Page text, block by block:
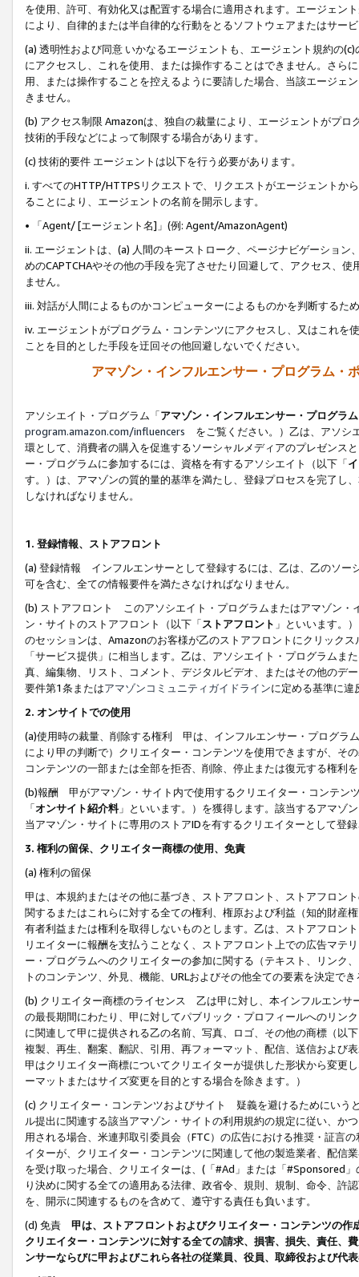
を使用、許可、有効化又は配置する場合に適用されます。エージェン
により、自律的または半自律的な行動をとるソフトウェアまたはサー
(a) 透明性および同意 いかなるエージェントも、エージェント規約の
にアクセスし、これを使用、または操作することはできません。さら
用、または操作することを控えるように要請した場合、当該エージェ
きません。
(b) アクセス制限 Amazonは、独自の裁量により、エージェントがプ
技術的手段などによって制限する場合があります。
(c) 技術的要件 エージェントは以下を行う必要があります。
i. すべてのHTTP/HTTPSリクエストで、リクエストがエージェントか
ることにより、エージェントの名前を開示します。
• 「Agent/ [エージェント名]」(例: Agent/AmazonAgent)
ii. エージェントは、(a) 人間のキーストローク、ページナビゲーショ
めのCAPTCHAやその他の手段を完了させたり回避して、アクセス、
ません。
iii. 対話が人間によるものかコンピューターによるものかを判断するた
iv. エージェントがプログラム・コンテンツにアクセスし、又はこれ
ことを目的とした手段を迂回その他回避しないでください。
アマゾン・インフルエンサー・プログラム・
アソシエイト・プログラム「アマゾン・インフルエンサー・プログラム
program.amazon.com/influencers をご覧ください。）乙は、アソシ
環として、消費者の購入を促進するソーシャルメディアのプレゼンス
ー・プログラムに参加するには、資格を有するアソシエイト（以下「
す。）は、アマゾンの質的量的基準を満たし、登録プロセスを完了し、
しなければなりません。
1. 登録情報、ストアフロント
(a) 登録情報 インフルエンサーとして登録するには、乙は、乙のソー
可を含む、全ての情報要件を満たさなければなりません。
(b) ストアフロント このアソシエイト・プログラムまたはアマゾン・
ン・サイトのストアフロント（以下「ストアフロント 」といいます。
のセッションは、Amazonのお客様が乙のストアフロントにクリック
「サービス提供」に相当します。乙は、アソシエイト・プログラム
真、編集物、リスト、コメント、デジタルビデオ、またはその他のデ
要件第1条またはアマゾンコミュニティガイドラインに定める基準に違
2. オンサイトでの使用
(a)使用時の裁量、削除する権利 甲は、インフルエンサー・プログラ
により甲の判断で）クリエイター・コンテンツを使用できますが、そ
コンテンツの一部または全部を拒否、削除、停止または復元する権利
(b)報酬 甲がアマゾン・サイト内で使用するクリエイター・コンテン
「オンサイト紹介料」といいます。）を獲得します。該当するアマゾ
当アマゾン・サイトに専用のストアIDを有するクリエイターとして登
3. 権利の留保、クリエイター商標の使用、免責
(a) 権利の留保
甲は、本規約またはその他に基づき、ストアフロント、ストアフロン
関するまたはこれらに対する全ての権利、権原および利益（知的財産
有者利益または権利を取得しないものとします。乙は、ストアフロン
リエイターに報酬を支払うことなく、ストアフロント上での広告マテ
ー・プログラムへのクリエイターの参加に関する（テキスト、リンク
トのコンテンツ、外見、機能、URLおよびその他全ての要素を決定で
(b) クリエイター商標のライセンス 乙は甲に対し、本インフルエンサ
の最長期間にわたり、甲に対してパブリック・プロフィールへのリン
に関連して甲に提供される乙の名前、写真、ロゴ、その他の商標（以
複製、再生、翻案、翻訳、引用、再フォーマット、配信、送信および
甲はクリエイター商標についてクリエイターが提供した形状から変更
ーマットまたはサイズ変更を目的とする場合を除きます。）
(c) クリエイター・コンテンツおよびサイト 疑義を避けるためにいう
ル提出に関連する該当アマゾン・サイトの利用規約の規定に従い、か
用される場合、米連邦取引委員会（FTC）の広告における推奨・証言
イターが、クリエイター・コンテンツに関連して他の製造業者、配信
を受け取った場合、クリエイターは、(「#Ad」または「#Sponsored
り決めに関する全ての適用ある法律、政省令、規則、規制、命令、許
を、開示に関連するものを含めて、遵守する責任も負います。
(d) 免責 甲は、ストアフロントおよびクリエイター・コンテンツの
クリエイター・コンテンツに対する全ての請求、損害、損失、責任、
ンサーならびに甲およびこれら各社の従業員、役員、取締役および代